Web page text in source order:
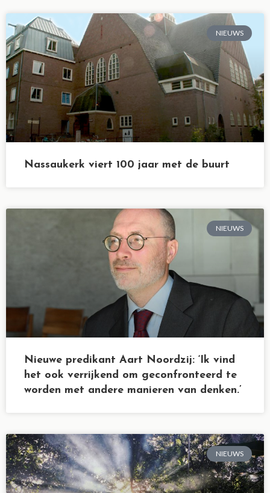
NIEUWS
Nassaukerk viert 100 jaar met de buurt
NIEUWS
Nieuwe predikant Aart Noordzij: ‘Ik vind
het ook verrijkend om geconfronteerd te
worden met andere manieren van denken.’
NIEUWS